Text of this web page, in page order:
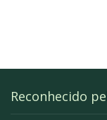
Reconhecido